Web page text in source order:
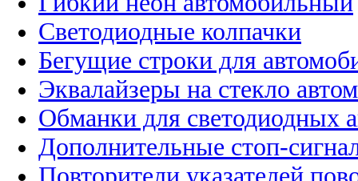
Светодиодные колпачки
Бегущие строки для
Эквалайзеры на стекло
Обманки для светодиодных
Дополнительные стоп-